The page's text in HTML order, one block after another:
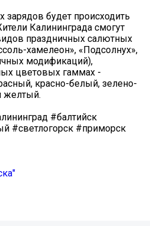
будет происходить
Калининграда смогут
праздничных салютных
хамелеон», «Подсолнух»,
модификаций),
цветовых гаммах -
красно-белый, зелено-
желтый.
#балтийск
#светлогорск #приморск